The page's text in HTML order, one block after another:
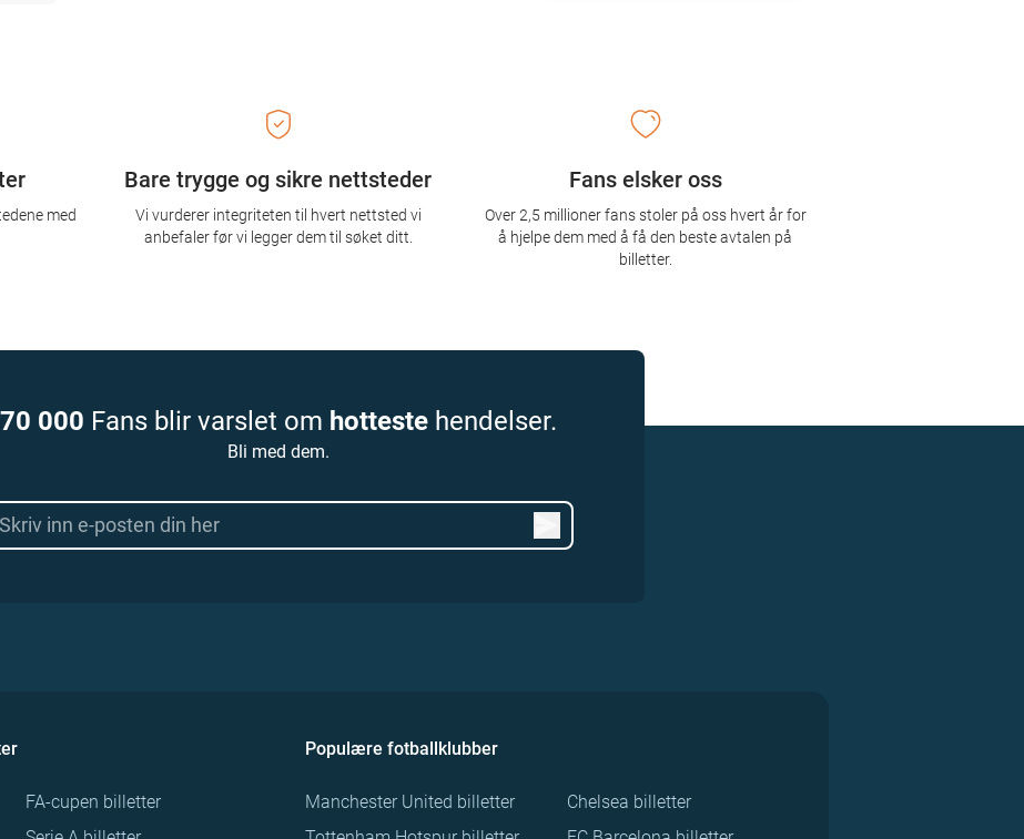
Bare trygge og sikre nettsteder
Vi vurderer integriteten til hvert nettsted vi
anbefaler før vi legger dem til søket ditt.
med
Fans elsker oss
Over 2,5 millioner fans stoler på oss hvert år for
å hjelpe dem med å få den beste avtalen på
billetter.
70 000 Fans blir varslet om hotteste hendelser.
Bli med dem.
FA-cupen billetter
Populære fotballklubber
Manchester United billetter
Chelsea billetter